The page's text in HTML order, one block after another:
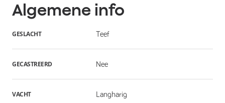
Algemene info
GESLACHT Teef
GECASTREERD Nee
VACHT Langharig